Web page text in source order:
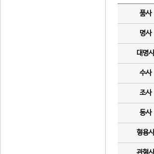
품사
명사
대명
수사
조사
동사
형용